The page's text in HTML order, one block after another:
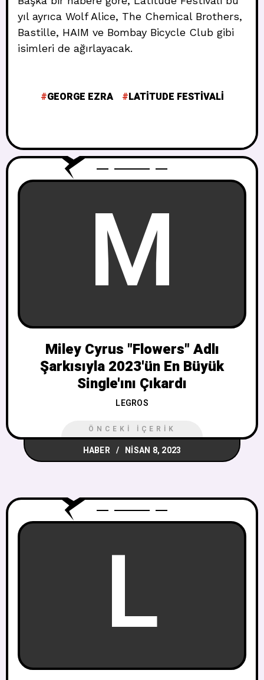
yıl ayrıca Wolf Alice, The Chemical Brothers,
Bastille, HAIM ve Bombay Bicycle Club gibi
isimleri de ağırlayacak.
GEORGE EZRA LATITUDE FESTIVALI
M
Miley Cyrus "Flowers" Adlı
Şarkısıyla 2023'ün En Büyük
Single'ını Çıkardı
LEGROS
ÖNCEKI İÇERIK
HABER NISAN 8, 2023
L